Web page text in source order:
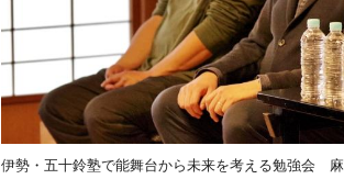
伊勢・五十鈴塾で能舞台から未来を考える勉強会 麻